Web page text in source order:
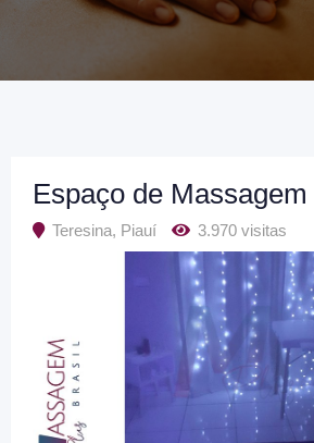
Espaço de Massagem
Teresina, Piauí 3.970 visitas